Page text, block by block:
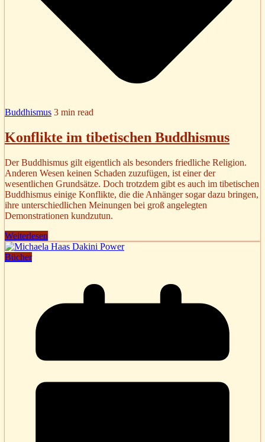
Buddhismus 3 min read
Konflikte im tibetischen Buddhismus
Der Buddhismus gilt eigentlich als besonders friedliche Religion.
Anderen Wesen keinen Schaden zuzufügen, ist einer der
wesentlichen Grundsätze. Doch trotzdem gibt es auch im tibetischen
Buddhismus einige Konflikte, die die Anhänger sogar dazu bringen,
ihre unterschiedlichen Meinungen bei groß angelegten
Demonstrationen kundzutun.
Weiterlesen
Bücher